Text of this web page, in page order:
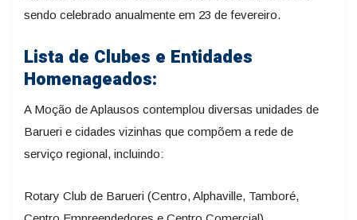
sendo celebrado anualmente em 23 de fevereiro.
Lista de Clubes e Entidades
Homenageados:
A Moção de Aplausos contemplou diversas unidades de
Barueri e cidades vizinhas que compõem a rede de
serviço regional, incluindo:
Rotary Club de Barueri (Centro, Alphaville, Tamboré,